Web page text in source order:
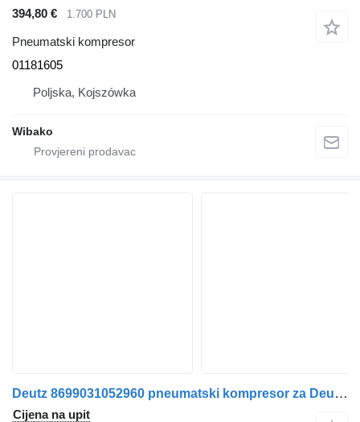
394,80 €
1.700 PLN
Pneumatski kompresor
01181605
Poljska, Kojszówka
Wibako
Deutz 8699031052960 pneumatski kompresor za Deutz kamiona
Cijena na upit